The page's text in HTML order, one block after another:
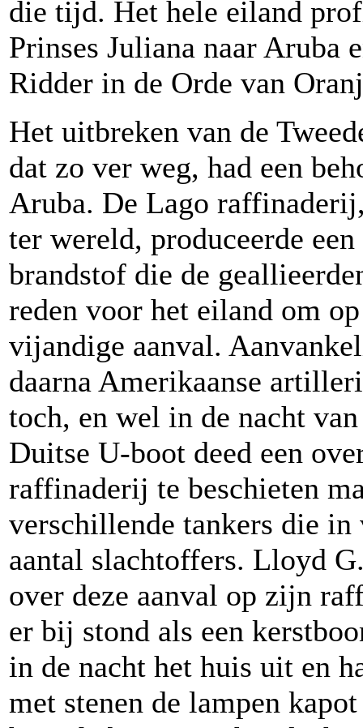
die tijd. Het hele eiland
Prinses Juliana naar Aruba
Ridder in de Orde van
Het uitbreken van de
dat zo ver weg, had een
Aruba. De Lago
ter wereld, produceerde
brandstof die de
reden voor het eiland om
vijandige aanval.
daarna Amerikaanse
toch, en wel in de nacht
Duitse U-boot deed een
raffinaderij te beschieten
verschillende tankers die
aantal slachtoffers. Lloyd
over deze aanval op zijn
er bij stond als een
in de nacht het huis uit en
met stenen de lampen